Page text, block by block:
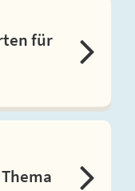
für